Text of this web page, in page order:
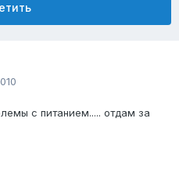
с питанием..... отдам за